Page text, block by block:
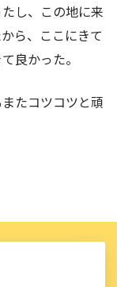
し、この地に来
ら、ここにきて
良かった。
たコツコツと頑